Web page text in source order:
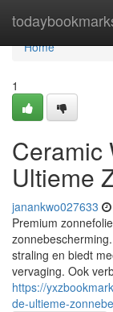
Home
Home
1
Ceramic
Ultieme
janankwo027633
Premium
straling en biedt
vervaging. Ook
https://
de-ultieme-